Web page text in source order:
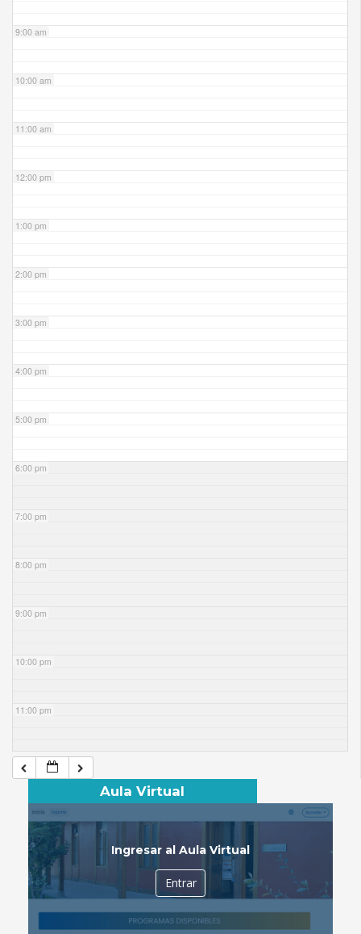
9:00 am
10:00 am
11:00 am
12:00 pm
1:00 pm
2:00 pm
3:00 pm
4:00 pm
5:00 pm
6:00 pm
7:00 pm
8:00 pm
9:00 pm
10:00 pm
11:00 pm
Aula Virtual
Ingresar al Aula Virtual
Entrar